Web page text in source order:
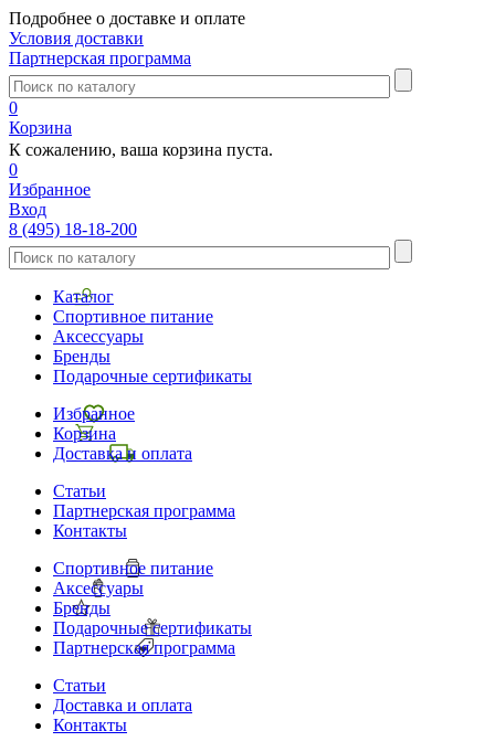
Подробнее о доставке и оплате
Условия доставки
Партнерская программа
0
Корзина
К сожалению, ваша корзина пуста.
0
Избранное
Вход
8 (495) 18-18-200
Каталог
Спортивное питание
Аксессуары
Бренды
Подарочные сертификаты
Избранное
Корзина
Доставка и оплата
Статьи
Партнерская программа
Контакты
Спортивное питание
Аксессуары
Бренды
Подарочные сертификаты
Партнерская программа
Статьи
Доставка и оплата
Контакты